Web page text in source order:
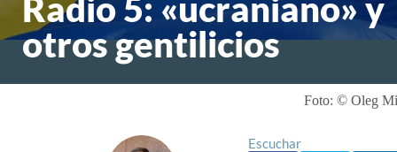
Radio 5: «ucraniano» y
otros gentilicios
Foto: © Oleg
Escuchar